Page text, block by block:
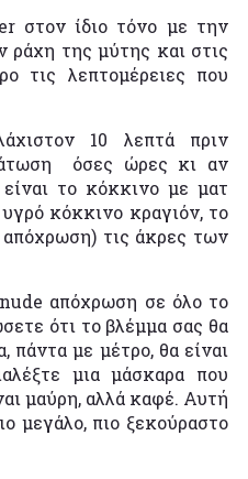
στον ίδιο τόνο με την
ράχη της μύτης και στις
τις λεπτομέρειες που
10 λεπτά πριν
όσες ώρες κι αν
το κόκκινο με ματ
κόκκινο κραγιόν, το
απόχρωση) τις άκρες των
απόχρωση σε όλο το
ότι το βλέμμα σας θα
με μέτρο, θα είναι
μια μάσκαρα που
μαύρη, αλλά καφέ. Αυτή
μεγάλο, πιο ξεκούραστο